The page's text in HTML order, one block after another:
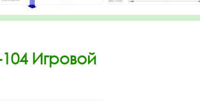
Игровой